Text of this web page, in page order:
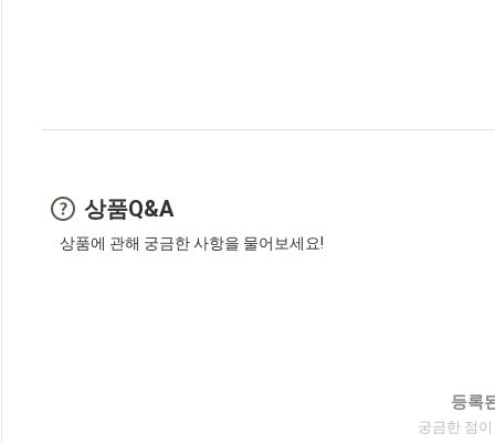
상품Q&A
상품에 관해 궁금한 사항을 물어보세요!
등록
궁금한 점